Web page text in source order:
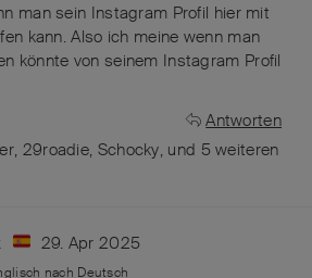
man sein Instagram Profil hier mit
kann. Also ich meine wenn man
könnte von seinem Instagram Profil
Antworten
, 29roadie, Schocky, und 5 weiteren
29. Apr 2025
nach Deutsch